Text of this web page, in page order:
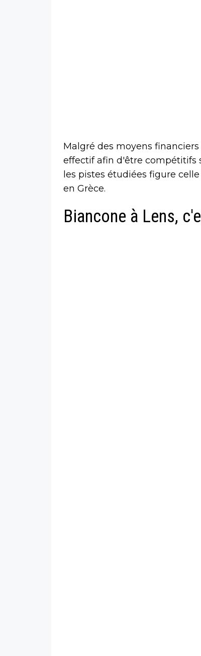
Malgré des moyens
effectif afin d'être compétitifs
les pistes étudiées figure
en Grèce.
Biancone à Lens,